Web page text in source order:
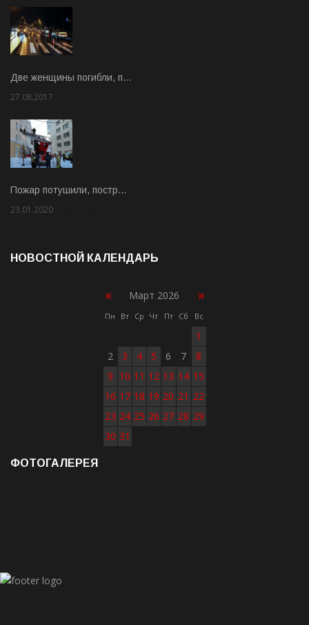
Две женщины погибли, п…
27.08.2017
Пожар потушили, постр…
23.01.2020
НОВОСТНОЙ КАЛЕНДАРЬ
« Март 2026 »
Пн Вт Ср Чт Пт Сб Вс
1
2
3 4 5 6 7
8
9 10 11 12 13 14 15
16 17 18 19 20 21 22
23 24 25 26 27 28 29
30 31
ФОТОГАЛЕРЕЯ